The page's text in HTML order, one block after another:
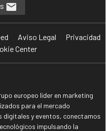
Aviso Legal
Privacidad
Center
europeo líder en marketing
para el mercado
y eventos, conectamos
impulsando la